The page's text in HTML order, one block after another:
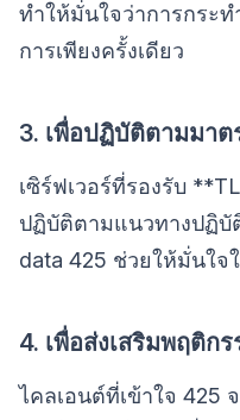
ทำให้มั่นใจว่าการกระ
การเพียงครั้งเดียว
3. เพื่อปฏิบัติตามมา
เซิร์ฟเวอร์ที่รองรับ
ปฏิบัติตามแนวทางปฏิบั
data 425 ช่วยให้มั่นใ
4. เพื่อส่งเสริมพฤติก
ไคลเอนต์ที่เข้าใจ 425